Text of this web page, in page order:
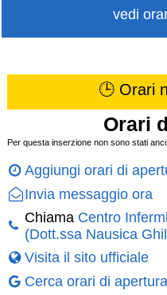
vedi
🕒 Orari
Orari
Per questa inserzione non sono stati
Aggiungi orari di
Invia messaggio ora
Chiama Centro
(Dott.ssa Nausica
Visita il sito ufficiale
Cerca orari di